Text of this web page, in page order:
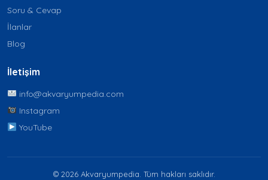
Soru & Cevap
İlanlar
Blog
İletişim
info@akvaryumpedia.com
Instagram
YouTube
© 2026 Akvaryumpedia. Tüm hakları saklıdır.